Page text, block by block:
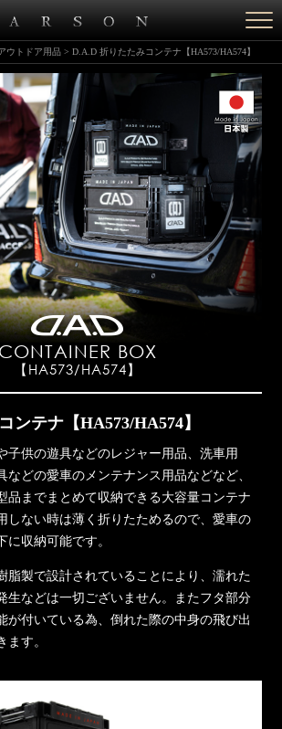
ウトドア用品 > D.A.D 折りたたみコンテナ【HA573/HA574】
CONTAINER BOX
【HA573/HA574】
ンテナ【HA573/HA574】
子供の遊具などのレジャー用品、洗車用
などの愛車のメンテナンス用品などなど、
品までまとめて収納できる大容量コンテナ
しない時は薄く折りたためるので、愛車の
に収納可能です。
脂製で設計されていることにより、濡れた
生などは一切ございません。またフタ部分
が付いている為、倒れた際の中身の飛び出
ます。